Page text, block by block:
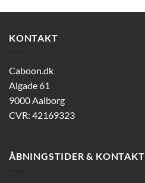
KONTAKT
Caboon.dk
Algade 61
9000 Aalborg
CVR: 42169323
ÅBNINGSTIDER & KONTAKT